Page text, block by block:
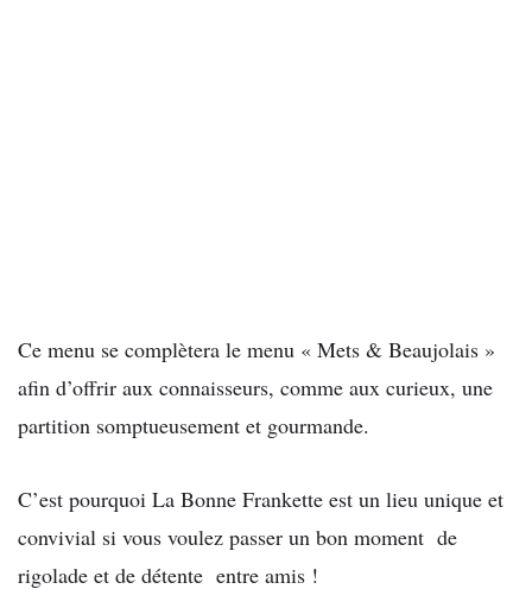
Ce menu se complètera le menu « Mets & Beaujolais »
afin d’offrir aux connaisseurs, comme aux curieux, une
partition somptueusement et gourmande.
C’est pourquoi La Bonne Frankette est un lieu unique et
convivial si vous voulez passer un bon moment de
rigolade et de détente entre amis !